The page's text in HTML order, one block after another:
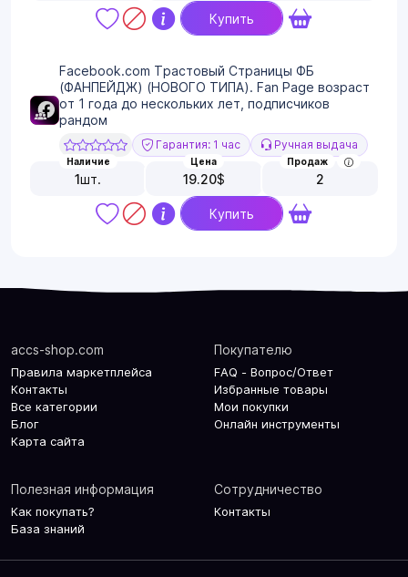
Купить
Facebook.com Трастовый Страницы ФБ
(ФАНПЕЙДЖ) (НОВОГО ТИПА). Fan Page возраст
от 1 года до нескольких лет, подписчиков
рандом
Гарантия: 1 час Ручная выдача
Наличие
1шт.
Цена
19.20$
Продаж
2
Купить
accs-shop.com
Правила маркетплейса
Контакты
Все категории
Блог
Карта сайта
Покупателю
FAQ - Вопрос/Ответ
Избранные товары
Мои покупки
Онлайн инструменты
Полезная информация
Как покупать?
База знаний
Сотрудничество
Контакты